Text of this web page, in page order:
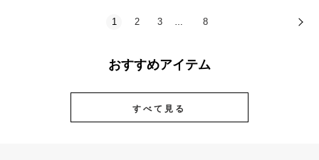
1 2 3 … 8
おすすめアイテム
すべて見る